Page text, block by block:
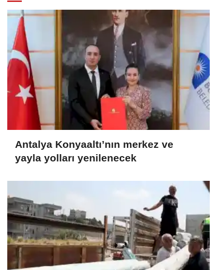
Antalya Konyaaltı’nın merkez ve
yayla yolları yenilenecek